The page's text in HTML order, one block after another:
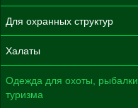
Для охранных структур
Халаты
Одежда для охоты, рыбалки,
туризма